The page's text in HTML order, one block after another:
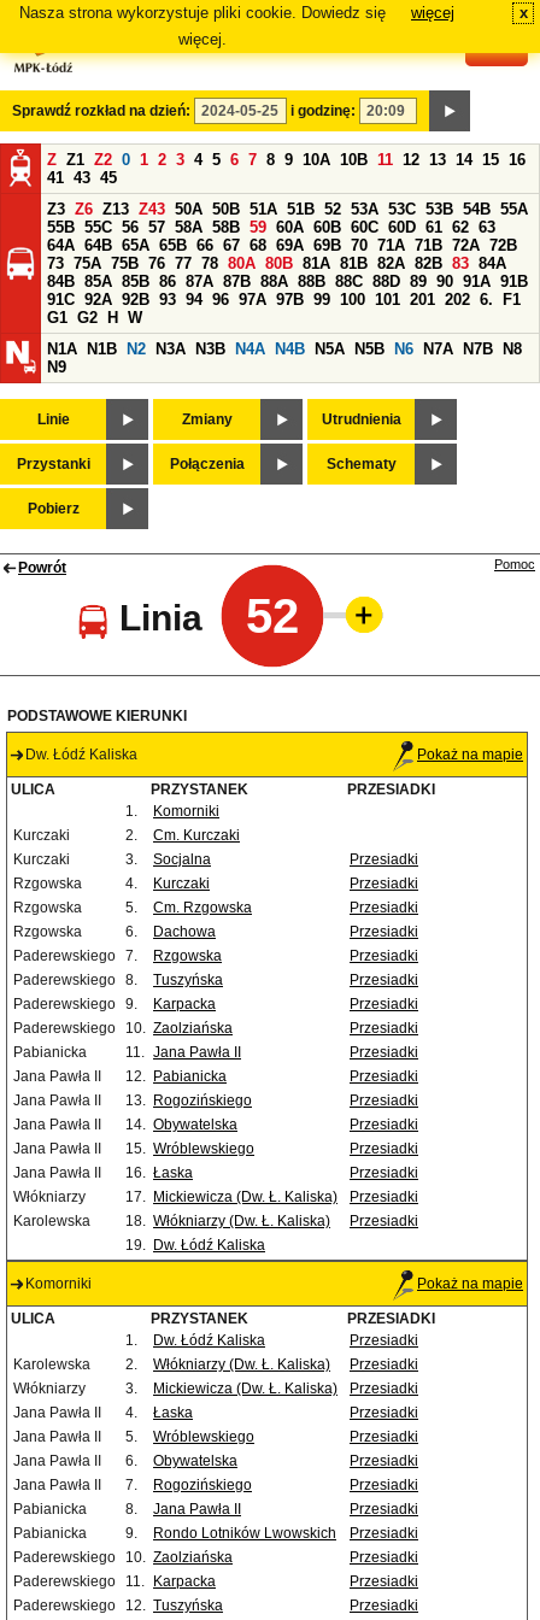
Nasza strona wykorzystuje pliki cookie. Dowiedz się
więcej.
więcej x
Sprawdź rozkład na dzień: i godzinę:
Z Z1 Z2 0 1 2 3 4 5 6 7 8 9 10A 10B 11 12 13 14 15 16
41 43 45
Z3 Z6 Z13 Z43 50A 50B 51A 51B 52 53A 53C 53B 54B 55A
55B 55C 56 57 58A 58B 59 60A 60B 60C 60D 61 62 63
64A 64B 65A 65B 66 67 68 69A 69B 70 71A 71B 72A 72B
73 75A 75B 76 77 78 80A 80B 81A 81B 82A 82B 83 84A
84B 85A 85B 86 87A 87B 88A 88B 88C 88D 89 90 91A 91B
91C 92A 92B 93 94 96 97A 97B 99 100 101 201 202 6.
F1
G1 G2 H
W
N1A
N1B N2 N3A N3B N4A N4B N5A N5B N6 N7A N7B
N8
N9
Linie Zmiany Utrudnienia
Przystanki Połączenia Schematy
Pobierz
Powrót
Linia 52
Pomoc
PODSTAWOWE KIERUNKI
Dw. Łódź Kaliska Pokaż na mapie
ULICA PRZYSTANEK
PRZESIADKI
1.
Komorniki
Kurczaki
2.
Cm. Kurczaki
Kurczaki
3. Socjalna
Przesiadki
Rzgowska
4. Kurczaki
Przesiadki
Rzgowska
5. Cm. Rzgowska
Przesiadki
Rzgowska
6. Dachowa
Przesiadki
Paderewskiego 7. Rzgowska
Przesiadki
Paderewskiego 8. Tuszyńska
Przesiadki
Paderewskiego 9. Karpacka
Przesiadki
Paderewskiego
10. Zaolziańska
Przesiadki
Pabianicka
11. Jana Pawła II
Przesiadki
Jana Pawła II
12. Pabianicka
Przesiadki
Jana Pawła II
13. Rogozińskiego
Przesiadki
Jana Pawła II
14. Obywatelska
Przesiadki
Jana Pawła II
15. Wróblewskiego
Przesiadki
Jana Pawła II
16. Łaska
Przesiadki
Włókniarzy
17. Mickiewicza (Dw. Ł. Kaliska)
Przesiadki
Karolewska
18. Włókniarzy (Dw. Ł. Kaliska)
Przesiadki
19. Dw. Łódź Kaliska
Komorniki Pokaż na mapie
ULICA PRZYSTANEK
PRZESIADKI
1.
Dw. Łódź Kaliska
Przesiadki
Karolewska
2. Włókniarzy (Dw. Ł. Kaliska)
Przesiadki
Włókniarzy
3. Mickiewicza (Dw. Ł. Kaliska)
Przesiadki
Jana Pawła II
4. Łaska
Przesiadki
Jana Pawła II
5. Wróblewskiego
Przesiadki
Jana Pawła II
6. Obywatelska
Przesiadki
Jana Pawła II
7. Rogozińskiego
Przesiadki
Pabianicka
8. Jana Pawła II
Przesiadki
Pabianicka
9. Rondo Lotników Lwowskich
Przesiadki
Paderewskiego
10. Zaolziańska
Przesiadki
Paderewskiego
11. Karpacka
Przesiadki
Paderewskiego
12. Tuszyńska Przesiadki